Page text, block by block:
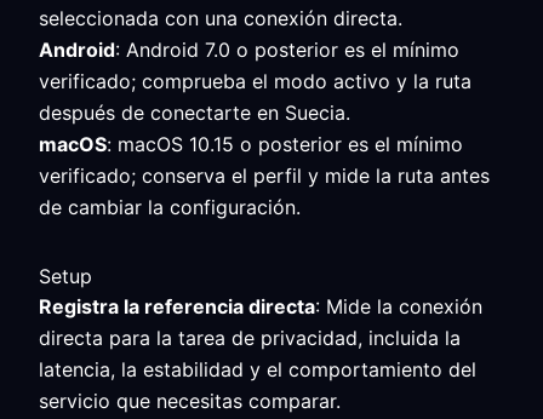
seleccionada con una conexión directa.
Android: Android 7.0 o posterior es el mínimo
verificado; comprueba el modo activo y la ruta
después de conectarte en Suecia.
macOS: macOS 10.15 o posterior es el mínimo
verificado; conserva el perfil y mide la ruta antes
de cambiar la configuración.
Setup
Registra la referencia directa: Mide la conexión
directa para la tarea de privacidad, incluida la
latencia, la estabilidad y el comportamiento del
servicio que necesitas comparar.